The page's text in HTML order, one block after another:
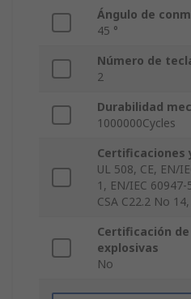
Ángulo de
45 °
Número de
2
Durabilidad
1000000Cycles
Certificaciones
UL 508, CE, EN/
1, EN/IEC
CSA C22.2 No
Certificación
explosivas
No